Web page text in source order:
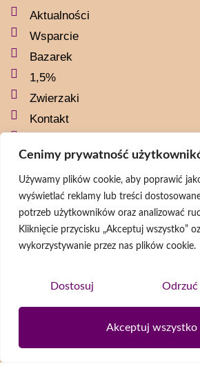
Cenimy prywatność
Używamy plików cookie, aby poprawić
wyświetlać reklamy lub treści
potrzeb użytkowników oraz analizować
Kliknięcie przycisku „Akceptuj wszystko”
wykorzystywanie przez nas plików cookie.
Dostosuj
Akceptuj wszystko
Aktualności
Wsparcie
Bazarek
1,5%
Zwierzaki
Kontakt
Social media
naszaszkapaorg
naszaszkapa
@naszaszkapa
Newsletter